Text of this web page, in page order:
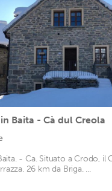
Baita - Cà dul Creola
- Ca. Situato a Crodo, il
26 km da Briga. ...